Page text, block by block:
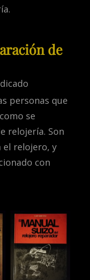
de
personas que
se
relojería. Son
el relojero, y
con